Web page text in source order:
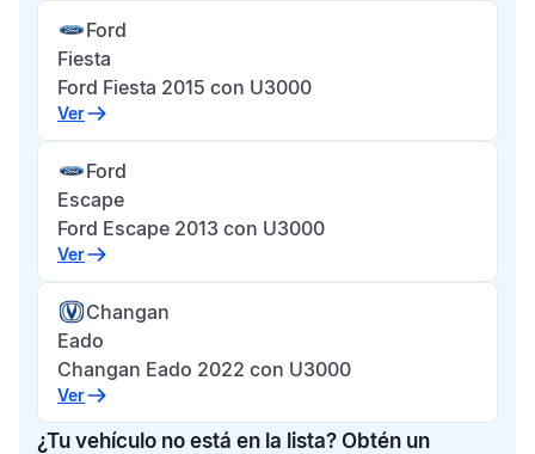
Ford
Fiesta
Ford Fiesta 2015 con U3000
Ver
Ford
Escape
Ford Escape 2013 con U3000
Ver
Changan
Eado
Changan Eado 2022 con U3000
Ver
¿Tu vehículo no está en la lista? Obtén un